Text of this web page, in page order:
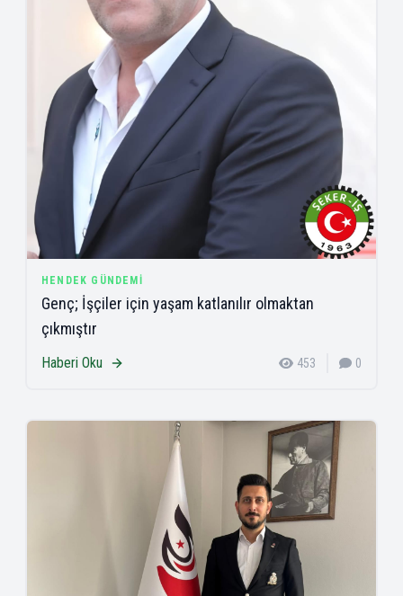
HENDEK GÜNDEMI
Genç; İşçiler için yaşam katlanılır olmaktan
çıkmıştır
Haberi Oku 453 0